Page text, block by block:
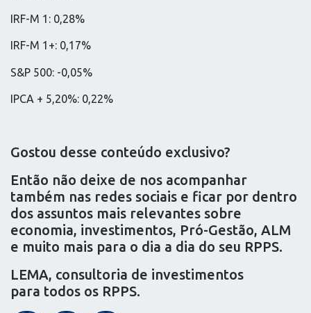
IRF-M 1: 0,28%
IRF-M 1+: 0,17%
S&P 500: -0,05%
IPCA + 5,20%: 0,22%
Gostou desse conteúdo exclusivo?
Então não deixe de nos acompanhar
também nas redes sociais e ficar por dentro
dos assuntos mais relevantes sobre
economia, investimentos, Pró-Gestão, ALM
e muito mais para o dia a dia do seu RPPS.
LEMA, consultoria de investimentos
para todos os RPPS.